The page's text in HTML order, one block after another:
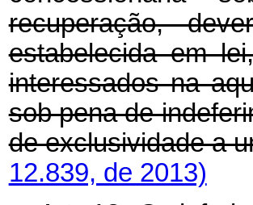
recuperação,
estabelecida em
interessados na
sob pena de
de exclusividade a
12.839, de 2013)